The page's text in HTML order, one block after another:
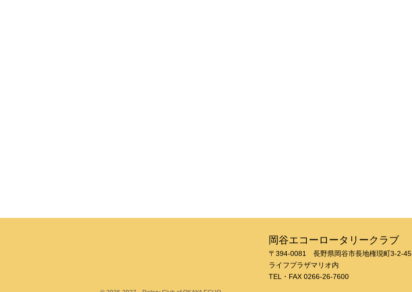
岡谷エコーロータリークラブ
〒394-0081 長野県岡谷市長地権現町3-2-45
​ライフプラザマリオ内
TEL・FAX 0266-26-7600